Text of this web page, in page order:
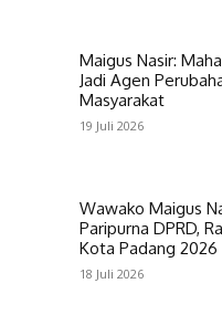
Maigus Nasir:
Jadi Agen
Masyarakat
19 Juli 2026
Wawako Maigus
Paripurna DPRD,
Kota Padang 2026
18 Juli 2026